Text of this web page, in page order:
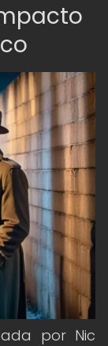
por Nic